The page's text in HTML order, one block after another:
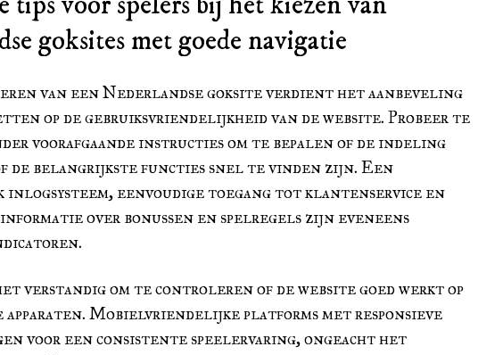
goksites met goede navigatie
van een Nederlandse goksite verdient het aanbeveling
op de gebruiksvriendelijkheid van de website. Probeer te
voorafgaande instructies om te bepalen of de indeling
de belangrijkste functies snel te vinden zijn. Een
eenvoudige toegang tot klantenservice en
over bonussen en spelregels zijn eveneens
verstandig om te controleren of de website goed werkt op
Mobielvriendelijke platforms met responsieve
voor een consistente speelervaring, ongeacht het